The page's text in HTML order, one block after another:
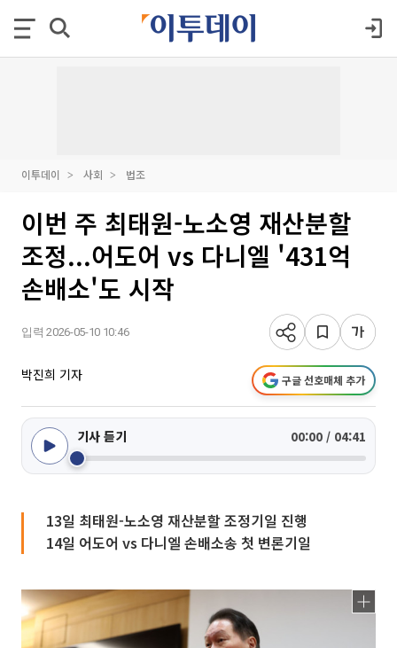
이투데이 사회 법조
이번 주 최태원-노소영 재산분할
조정...어도어 vs 다니엘 '431억
손배소'도 시작
입력 2026-05-10 10:46
박진희 기자 구글 선호매체 추가
기사 듣기 00:00 / 04:41
13일 최태원-노소영 재산분할 조정기일 진행
14일 어도어 vs 다니엘 손배소송 첫 변론기일